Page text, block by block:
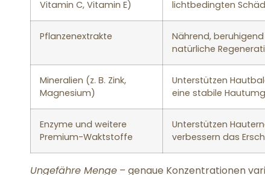
Vitamin C, Vitamin E)
lichtbedingten
Pflanzenextrakte
Nährend,
natürliche
Mineralien (z. B. Zink,
Magnesium)
Unterstützen
eine stabile
Enzyme und weitere
Premium-Waktstoffe
Unterstützen
verbessern das
Ungefähre Menge – genaue Konzentrationen